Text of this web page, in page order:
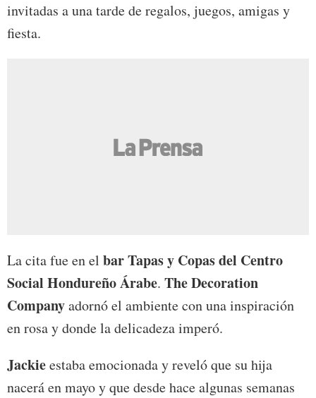
invitadas a una tarde de regalos, juegos, amigas y
fiesta.
La cita fue en el bar Tapas y Copas del Centro
Social Hondureño Árabe. The Decoration
Companyadornó el ambiente con una inspiración
en rosa y donde la delicadeza imperó.
Jackieestaba emocionada y reveló que su hija
nacerá en mayo y que desde hace algunas semanas